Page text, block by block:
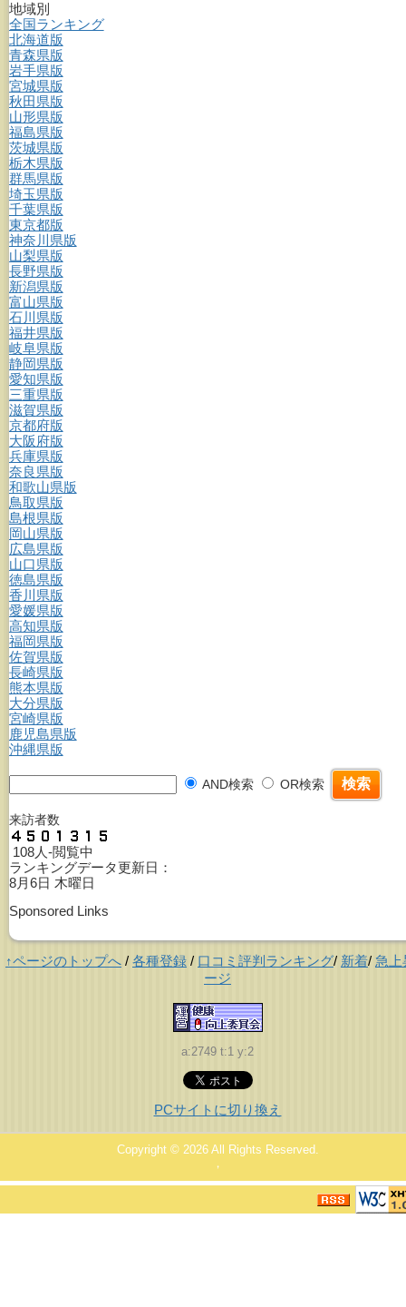
地域別
全国ランキング
北海道版
青森県版
岩手県版
宮城県版
秋田県版
山形県版
福島県版
茨城県版
栃木県版
群馬県版
埼玉県版
千葉県版
東京都版
神奈川県版
山梨県版
長野県版
新潟県版
富山県版
石川県版
福井県版
岐阜県版
静岡県版
愛知県版
三重県版
滋賀県版
京都府版
大阪府版
兵庫県版
奈良県版
和歌山県版
鳥取県版
島根県版
岡山県版
広島県版
山口県版
徳島県版
香川県版
愛媛県版
高知県版
福岡県版
佐賀県版
長崎県版
熊本県版
大分県版
宮崎県版
鹿児島県版
沖縄県版
AND検索 OR検索
来訪者数
108人-閲覧中
ランキングデータ更新日：
8月6日 木曜日
Sponsored Links
↑ページのトップへ / 各種登録 / 口コミ評判ランキング/ 新着/ 急上
ージ
a:2749 t:1 y:2
PCサイトに切り換え
Copyright © 2026 All Rights Reserved.
，